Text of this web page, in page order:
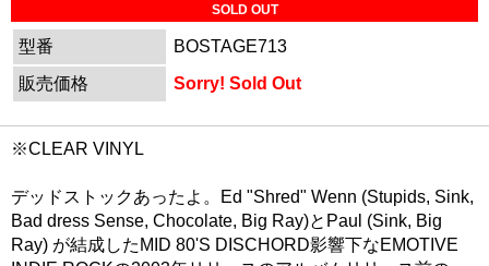
SOLD OUT
型番
BOSTAGE713
販売価格
Sorry! Sold Out
※CLEAR VINYL
デッドストックあったよ。Ed "Shred" Wenn (Stupids, Sink,
Bad dress Sense, Chocolate, Big Ray)とPaul (Sink, Big
Ray) が結成したMID 80'S DISCHORD影響下なEMOTIVE